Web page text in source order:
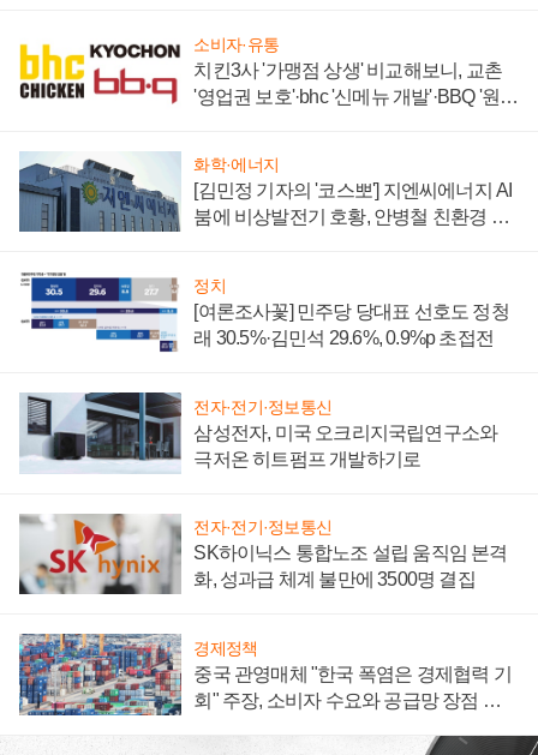
소비자·유통
치킨3사 '가맹점 상생' 비교해보니, 교촌
'영업권 보호'·bhc '신메뉴 개발'·BBQ '원가
화학·에너지
[김민정 기자의 '코스뽀'] 지엔씨에너지 AI
붐에 비상발전기 호황, 안병철 친환경 에
정치
[여론조사꽃] 민주당 당대표 선호도 정청
래 30.5%·김민석 29.6%, 0.9%p 초접전
전자·전기·정보통신
삼성전자, 미국 오크리지국립연구소와
극저온 히트펌프 개발하기로
전자·전기·정보통신
SK하이닉스 통합노조 설립 움직임 본격
화, 성과급 체계 불만에 3500명 결집
경제정책
중국 관영매체 "한국 폭염은 경제협력 기
회" 주장, 소비자 수요와 공급망 장점 강